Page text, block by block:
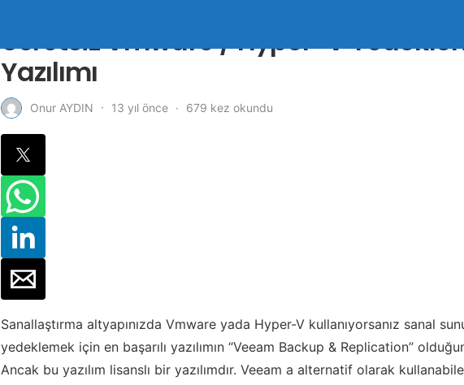
Ücretsiz Vmware / Hyper-V
Yazılımı
Onur AYDIN 13 yıl önce 679 kez okundu
Sanallaştırma altyapınızda Vmware yada Hyper-V kullanıyorsanız sanal
yedeklemek için en başarılı yazılımın “Veeam Backup & Replication”
Ancak bu yazılım lisanslı bir yazılımdır. Veeam a alternatif olarak